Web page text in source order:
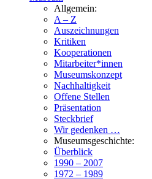
Allgemein:
A – Z
Auszeichnungen
Kritiken
Kooperationen
Mitarbeiter*innen
Museumskonzept
Nachhaltigkeit
Offene Stellen
Präsentation
Steckbrief
Wir gedenken …
Museumsgeschichte:
Überblick
1990 – 2007
1972 – 1989